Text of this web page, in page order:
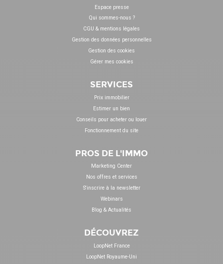
Espace presse
Qui sommes-nous ?
CGU & mentions légales
Gestion des données personnelles
Gestion des cookies
Gérer mes cookies
SERVICES
Prix immobilier
Estimer un bien
Conseils pour acheter ou louer
Fonctionnement du site
PROS DE L'IMMO
Marketing Center
Nos offres et services
S'inscrire à la newsletter
Webinars
Blog & Actualités
DÉCOUVREZ
LoopNet France
LoopNet Royaume-Uni